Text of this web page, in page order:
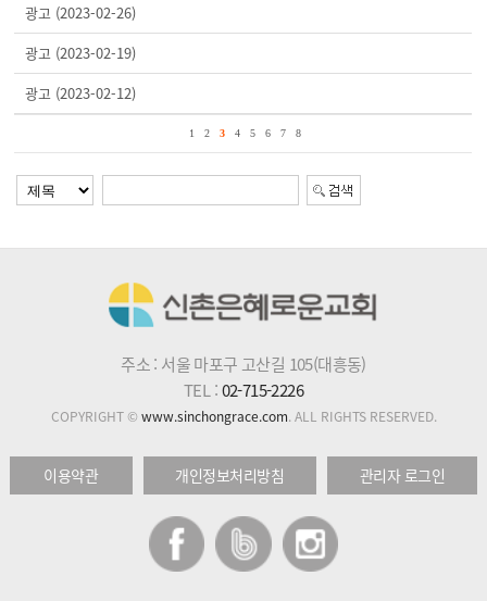
광고 (2023-02-26)
광고 (2023-02-19)
광고 (2023-02-12)
1 2 3 4 5 6 7 8
주소 : 서울 마포구 고산길 105(대흥동)
TEL :02-715-2226
COPYRIGHT © www.sinchongrace.com. ALL RIGHTS RESERVED.
이용약관 개인정보처리방침 관리자 로그인